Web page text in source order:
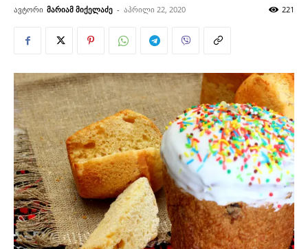
ავტორი მარიამ მიქელაძე - აპრილი 22, 2020 221